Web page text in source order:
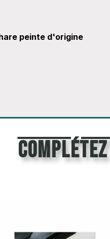
peinte d'origine